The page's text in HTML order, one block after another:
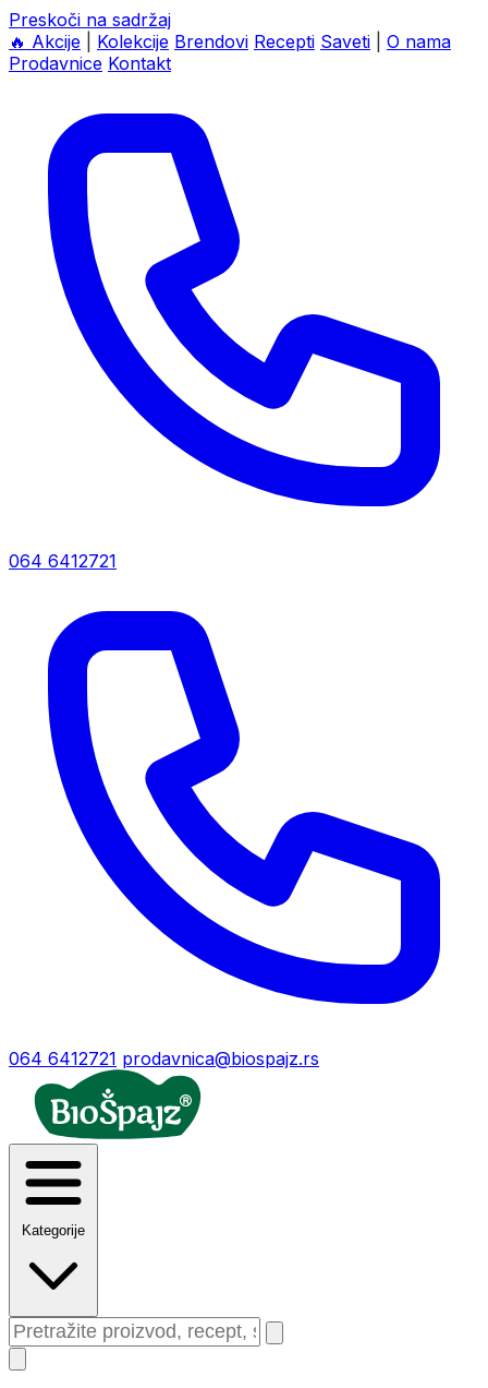
Preskoči na sadržaj
🔥 Akcije Kolekcije Brendovi Recepti Saveti
O nama
Prodavnice Kontakt
064 6412721
064 6412721 prodavnica@biospajz.rs
Kategorije